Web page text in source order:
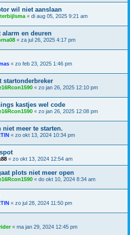
wil niet aanslaan
« di aug 05, 2025 9:21 am
alarm en deuren
« za jul 26, 2025 4:17 pm
« zo feb 23, 2025 1:46 pm
startonderbreker
« zo jan 26, 2025 12:10 pm
kastjes wel code
« zo jan 26, 2025 12:08 pm
niet meer te starten.
« zo okt 13, 2024 10:34 pm
« zo okt 13, 2024 12:54 am
plots niet meer open
« do okt 10, 2024 8:34 am
« zo jul 28, 2024 11:50 pm
« ma jan 29, 2024 12:45 pm